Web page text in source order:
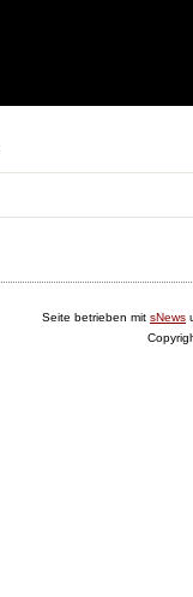
Seite betrieben mit sNews